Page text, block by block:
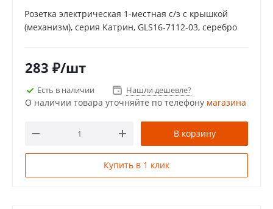
Розетка электрическая 1-местная с/з с крышкой
(механизм), серия Катрин, GLS16-7112-03, серебро
283 ₽/шт
Есть в наличии Нашли дешевле?
О наличии товара уточняйте по телефону магазина
В корзину
Купить в 1 клик